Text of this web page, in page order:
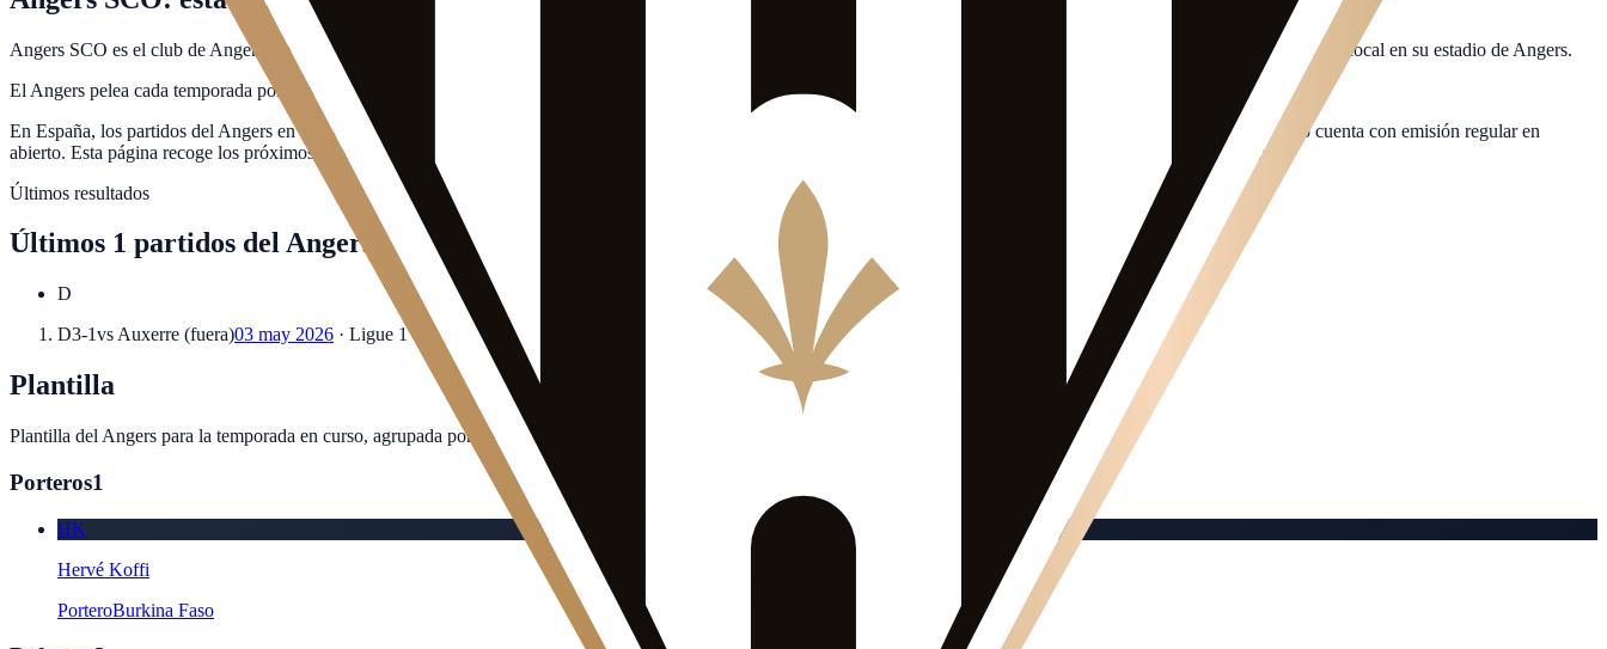
Angers SCO es el club de Angers, en Francia, que compite en la Ligue 1. El Angers es uno de los clubes de la Ligue 1, la primera división de Francia. Disputa sus partidos como local en su estadio de Angers.
El Angers pelea cada temporada por clasificarse para las competiciones europeas a través de su posición en la Ligue 1.
En España, los partidos del Angers en competición europea —Champions League, Europa League o Conference League— suelen seguirse en Movistar Plus+; la Ligue 1 no cuenta con emisión regular en
abierto. Esta página recoge los próximos partidos confirmados del Angers, con la fecha, la hora peninsular (Europe/Madrid) y el canal asignado en cuanto se programan.
Últimos resultados
Últimos 1 partidos delAngers
D
D3-1vs Auxerre (fuera)03 may 2026 · Ligue 1
Plantilla
Plantilla del Angers para la temporada en curso, agrupada por posición.
Porteros1
HK
Hervé Koffi
PorteroBurkina Faso